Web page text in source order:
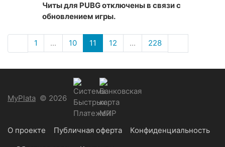
Читы для PUBG отключены в связи с
обновлением игры.
1 ... 10 11 12 ... 228
MyPlata © 2026
О проекте Публичная оферта
Конфиденциальность